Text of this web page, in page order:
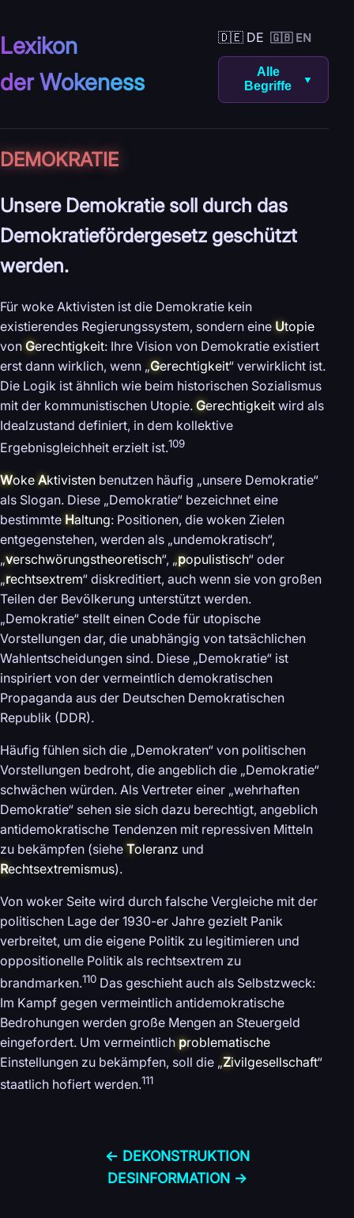
Lexikon
der Wokeness
🇩🇪 DE 🇬🇧 EN
Alle
Begriffe
▼
DEMO­KRATIE
Unsere Demokratie soll durch das
Demokratiefördergesetz geschützt
werden.
Für woke Aktivisten ist die Demokratie kein
existierendes Regierungssystem, sondern eine Utopie
von Gerechtigkeit: Ihre Vision von Demokratie existiert
erst dann wirklich, wenn „Gerechtigkeit“ verwirklicht ist.
Die Logik ist ähnlich wie beim historischen Sozialismus
mit der kommunistischen Utopie. Gerechtigkeit wird als
Idealzustand definiert, in dem kollektive
Ergebnisgleichheit erzielt ist.109
Woke Aktivisten benutzen häufig „unsere Demokratie“
als Slogan. Diese „Demokratie“ bezeichnet eine
bestimmte Haltung: Positionen, die woken Zielen
entgegenstehen, werden als „undemokratisch“,
„verschwörungstheoretisch“, „populistisch“ oder
„rechtsextrem“ diskreditiert, auch wenn sie von großen
Teilen der Bevölkerung unterstützt werden.
„Demokratie“ stellt einen Code für utopische
Vorstellungen dar, die unabhängig von tatsächlichen
Wahlentscheidungen sind. Diese „Demokratie“ ist
inspiriert von der vermeintlich demokratischen
Propaganda aus der Deutschen Demokratischen
Republik (DDR).
Häufig fühlen sich die „Demokraten“ von politischen
Vorstellungen bedroht, die angeblich die „Demokratie“
schwächen würden. Als Vertreter einer „wehrhaften
Demokratie“ sehen sie sich dazu berechtigt, angeblich
antidemokratische Tendenzen mit repressiven Mitteln
zu bekämpfen (siehe Toleranz und
Rechtsextremismus).
Von woker Seite wird durch falsche Vergleiche mit der
politischen Lage der 1930-er Jahre gezielt Panik
verbreitet, um die eigene Politik zu legitimieren und
oppositionelle Politik als rechtsextrem zu
brandmarken.110 Das geschieht auch als Selbstzweck:
Im Kampf gegen vermeintlich antidemokratische
Bedrohungen werden große Mengen an Steuergeld
eingefordert. Um vermeintlichproblematische
Einstellungen zu bekämpfen, soll die „Zivilgesellschaft“
staatlich hofiert werden.111
← DE­KONSTRUKTION
DES­INFORMATION →